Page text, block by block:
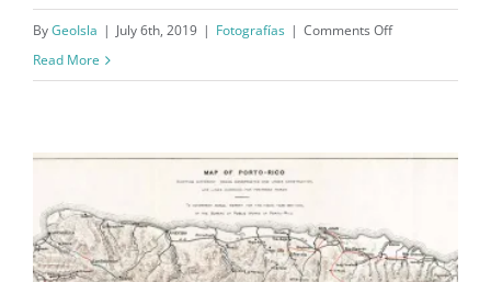
ByGeoIsla | July 6th, 2019 | Fotografías | Comments Offon
del
periódico
Read More